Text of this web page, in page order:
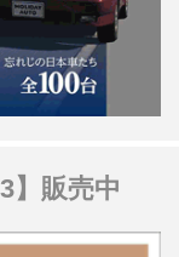
】販売中